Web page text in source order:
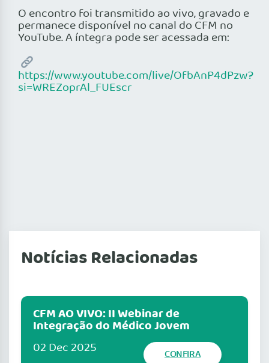
O encontro foi transmitido ao vivo, gravado e
permanece disponível no canal do CFM no
YouTube. A íntegra pode ser acessada em:
https://www.youtube.com/live/OfbAnP4dPzw?
si=WREZoprAl_FUEscr
Notícias Relacionadas
CFM AO VIVO: II Webinar de
Integração do Médico Jovem
02 Dec 2025 CONFIRA